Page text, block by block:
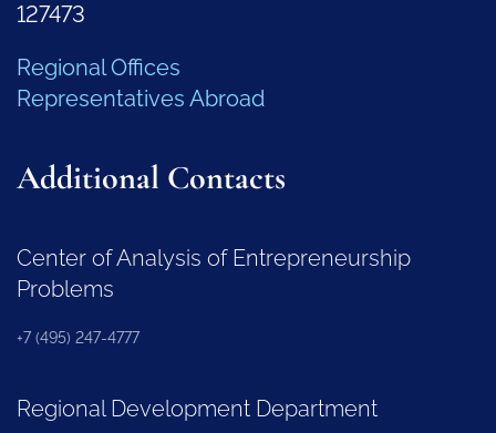
127473
Regional Offices
Representatives Abroad
Additional Contacts
Center of Analysis of Entrepreneurship
Problems
+7 (495) 247-4777
Regional Development Department